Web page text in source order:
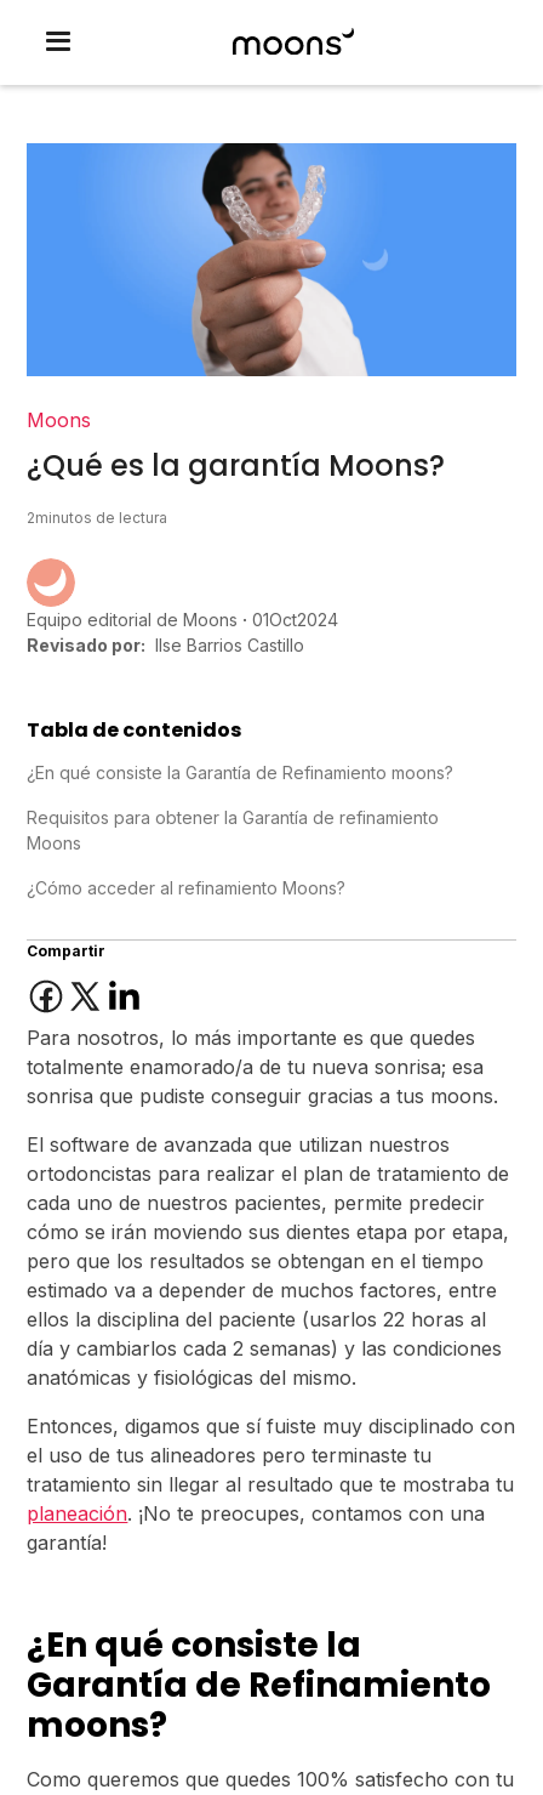
Moons
¿Qué es la garantía Moons?
2minutos de lectura
Equipo editorial de Moons 01Oct2024
Revisado por: Ilse Barrios Castillo
Tabla de contenidos
¿En qué consiste la Garantía de Refinamiento moons?
Requisitos para obtener la Garantía de refinamiento
Moons
¿Cómo acceder al refinamiento Moons?
Compartir
Para nosotros, lo más importante es que quedes
totalmente enamorado/a de tu nueva sonrisa; esa
sonrisa que pudiste conseguir gracias a tus moons.
El software de avanzada que utilizan nuestros
ortodoncistas para realizar el plan de tratamiento de
cada uno de nuestros pacientes, permite predecir
cómo se irán moviendo sus dientes etapa por etapa,
pero que los resultados se obtengan en el tiempo
estimado va a depender de muchos factores, entre
ellos la disciplina del paciente (usarlos 22 horas al
día y cambiarlos cada 2 semanas) y las condiciones
anatómicas y fisiológicas del mismo.
Entonces, digamos que sí fuiste muy disciplinado con
el uso de tus alineadores pero terminaste tu
tratamiento sin llegar al resultado que te mostraba tu
planeación. ¡No te preocupes, contamos con una
garantía!
¿En qué consiste la
Garantía de Refinamiento
moons?
Como queremos que quedes 100% satisfecho con tu